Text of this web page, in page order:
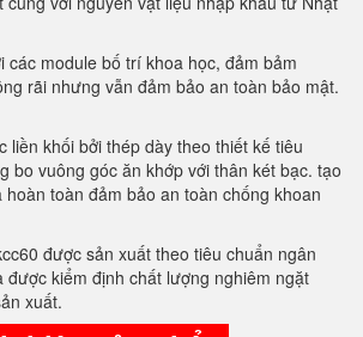
module bố trí khoa học, đảm bảm
rãi nhưng vẫn đảm bảo an toàn bảo mật.
liền khối bởi thép dày theo thiết kế tiêu
bo vuông góc ăn khớp với thân két bạc. tạo
toàn đảm bảo an toàn chống khoan
được sản xuất theo tiêu chuẩn ngân
được kiểm định chất lượng nghiêm ngặt
xuất.